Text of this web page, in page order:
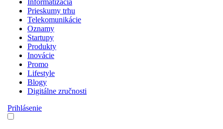
Informatizácia
Prieskumy trhu
Telekomunikácie
Oznamy
Startupy
Produkty
Inovácie
Promo
Lifestyle
Blogy
Digitálne zručnosti
Prihlásenie